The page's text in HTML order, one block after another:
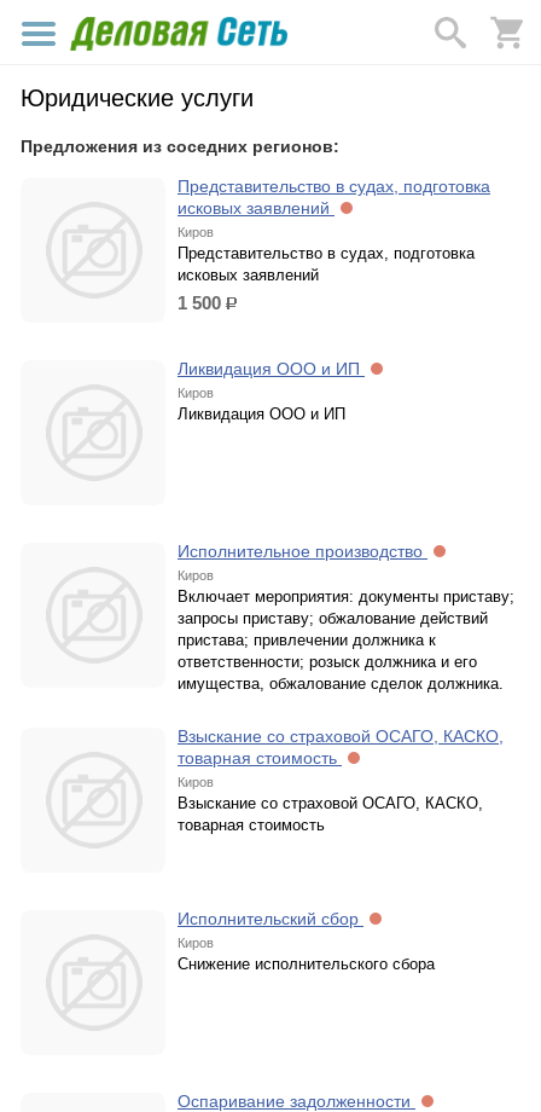
Юридические услуги
Предложения из соседних регионов:
Представительство в судах, подготовка
исковых заявлений
Киров
Представительство в судах, подготовка
исковых заявлений
1 500 р.
Ликвидация ООО и ИП
Киров
Ликвидация ООО и ИП
Исполнительное производство
Киров
Включает мероприятия: документы приставу;
запросы приставу; обжалование действий
пристава; привлечении должника к
ответственности; розыск должника и его
имущества, обжалование сделок должника.
Взыскание со страховой ОСАГО, КАСКО,
товарная стоимость
Киров
Взыскание со страховой ОСАГО, КАСКО,
товарная стоимость
Исполнительский сбор
Киров
Снижение исполнительского сбора
Оспаривание задолженности